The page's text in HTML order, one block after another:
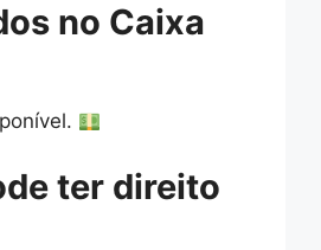
no Caixa
ter direito